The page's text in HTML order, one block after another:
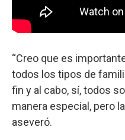
“Creo que es
todos los tipos de
fin y al cabo, sí, todos
manera especial, pero
aseveró.